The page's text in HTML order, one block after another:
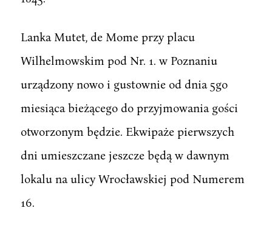
Lanka Mutet, de Mome przy placu
Wilhelmowskim pod Nr. 1. w Poznaniu
urządzony nowo i gustownie od dnia 5go
miesiąca bieżącego do przyjmowania gości
otworzonym będzie. Ekwipaże pierwszych
dni umieszczane jeszcze będą w dawnym
lokalu na ulicy Wrocławskiej pod Numerem
16.